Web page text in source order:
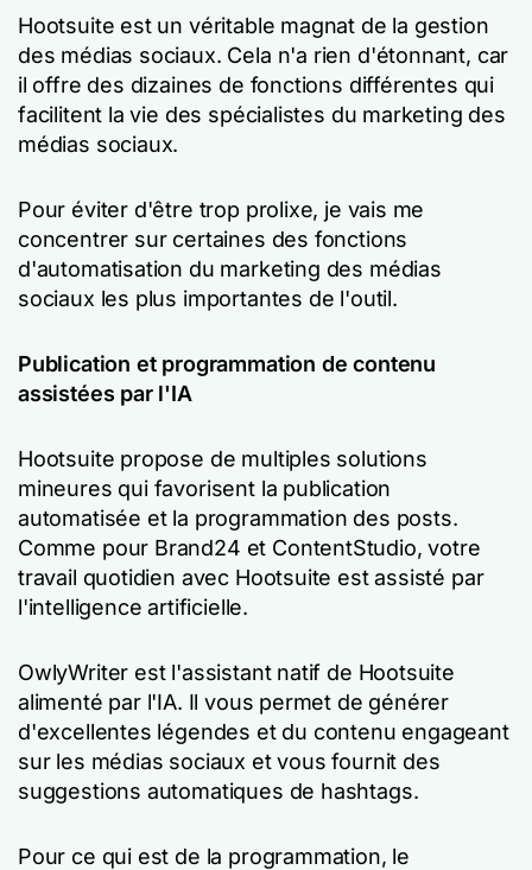
Hootsuite est un véritable magnat de la gestion
des médias sociaux. Cela n'a rien d'étonnant, car
il offre des dizaines de fonctions différentes qui
facilitent la vie des spécialistes du marketing des
médias sociaux.
Pour éviter d'être trop prolixe, je vais me
concentrer sur certaines des fonctions
d'automatisation du marketing des médias
sociaux les plus importantes de l'outil.
Publication et programmation de contenu
assistées par l'IA
Hootsuite propose de multiples solutions
mineures qui favorisent la publication
automatisée et la programmation des posts.
Comme pour Brand24 et ContentStudio, votre
travail quotidien avec Hootsuite est assisté par
l'intelligence artificielle.
OwlyWriter est l'assistant natif de Hootsuite
alimenté par l'IA. Il vous permet de générer
d'excellentes légendes et du contenu engageant
sur les médias sociaux et vous fournit des
suggestions automatiques de hashtags.
Pour ce qui est de la programmation, le